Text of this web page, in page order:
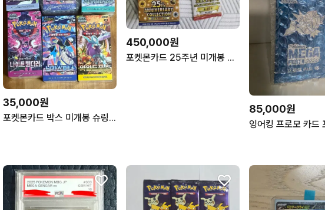
35,000원
포켓몬카드 박스 미개봉 슈링크 0
450,000원
포켓몬카드 25주년 미개봉 박스+ 프로모팩 1팩
85,000원